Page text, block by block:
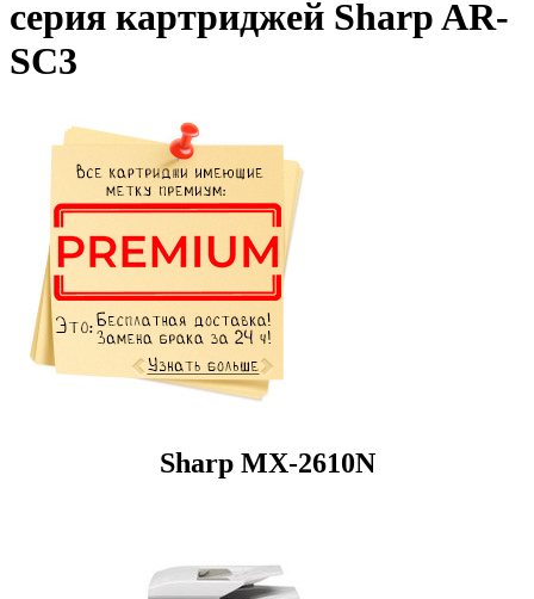
серия картриджей Sharp AR-
SC3
Sharp MX-2610N